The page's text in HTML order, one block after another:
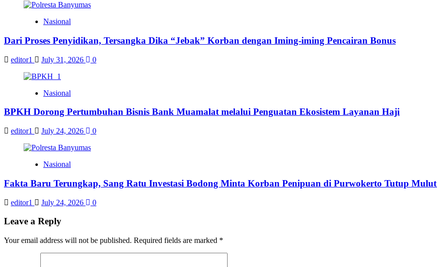
Nasional
Dari Proses Penyidikan, Tersangka Dika “Jebak” Korban dengan Iming-iming Pencairan Bonus
editor1 July 31, 2026 0
Nasional
BPKH Dorong Pertumbuhan Bisnis Bank Muamalat melalui Penguatan Ekosistem Layanan Haji
editor1 July 24, 2026 0
Nasional
Fakta Baru Terungkap, Sang Ratu Investasi Bodong Minta Korban Penipuan di Purwokerto Tutup Mulut
editor1 July 24, 2026 0
Leave a Reply
Your email address will not be published. Required fields are marked *